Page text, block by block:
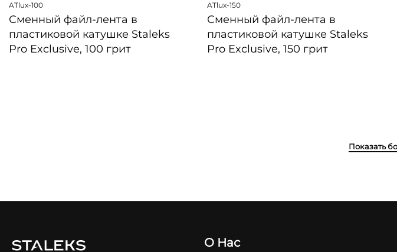
ATlux-100
Сменный файл-лента в
пластиковой катушке Staleks
Pro Exclusive, 100 грит
ATlux-150
Сменный файл-лента в
пластиковой катушке Staleks
Pro Exclusive, 150 грит
О Нас